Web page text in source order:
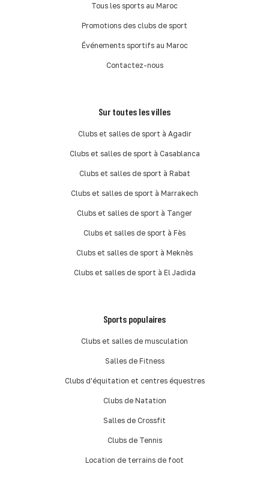
Tous les sports au Maroc
Promotions des clubs de sport
Événements sportifs au Maroc
Contactez-nous
Sur toutes les villes
Clubs et salles de sport à Agadir
Clubs et salles de sport à Casablanca
Clubs et salles de sport à Rabat
Clubs et salles de sport à Marrakech
Clubs et salles de sport à Tanger
Clubs et salles de sport à Fès
Clubs et salles de sport à Meknès
Clubs et salles de sport à El Jadida
Sports populaires
Clubs et salles de musculation
Salles de Fitness
Clubs d'équitation et centres équestres
Clubs de Natation
Salles de Crossfit
Clubs de Tennis
Location de terrains de foot